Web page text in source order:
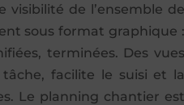
visibilité de l’ensemble
sous format graphique
terminées. Des
facilite le suisi et
Le planning chantier